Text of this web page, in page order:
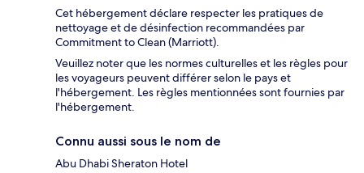
Cet hébergement déclare respecter les pratiques de
nettoyage et de désinfection recommandées par
Commitment to Clean (Marriott).
Veuillez noter que les normes culturelles et les règles pour
les voyageurs peuvent différer selon le pays et
l'hébergement. Les règles mentionnées sont fournies par
l'hébergement.
Connu aussi sous le nom de
Abu Dhabi Sheraton Hotel